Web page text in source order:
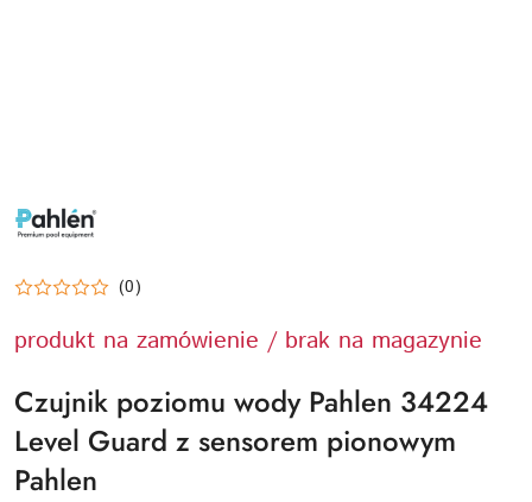
LOGO
(0)
produkt na zamówienie / brak na magazynie
Czujnik poziomu wody Pahlen 34224
Level Guard z sensorem pionowym
Pahlen